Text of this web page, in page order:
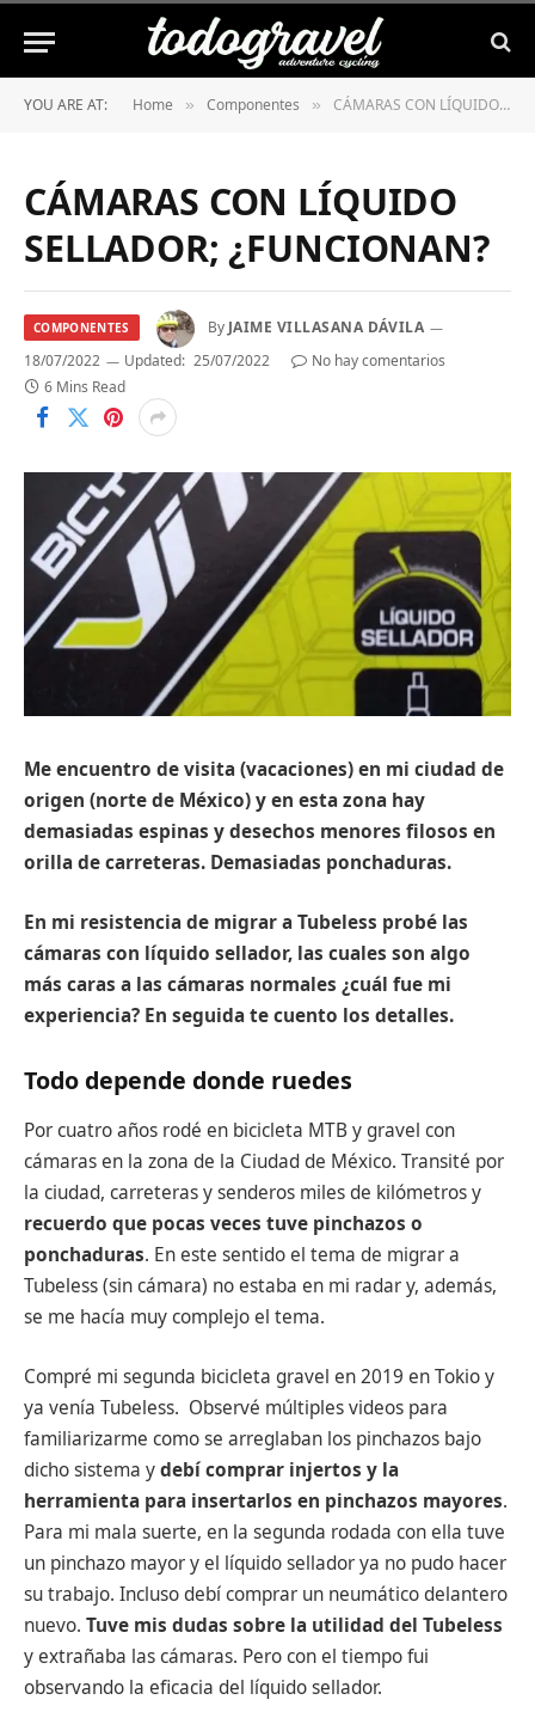
YOU ARE AT: Home » Componentes » CÁMARAS CON LÍQUIDO SELLADOR; ¿FUNCIONAN?
CÁMARAS CON LÍQUIDO
SELLADOR; ¿FUNCIONAN?
COMPONENTES By JAIME VILLASANA DÁVILA
18/07/2022
Updated: 25/07/2022
No hay comentarios
6 Mins Read
Me encuentro de visita (vacaciones) en mi ciudad de
origen (norte de México) y en esta zona hay
demasiadas espinas y desechos menores filosos en
orilla de carreteras. Demasiadas ponchaduras.
En mi resistencia de migrar a Tubeless probé las
cámaras con líquido sellador, las cuales son algo
más caras a las cámaras normales ¿cuál fue mi
experiencia? En seguida te cuento los detalles.
Todo depende donde ruedes
Por cuatro años rodé en bicicleta MTB y gravel con
cámaras en la zona de la Ciudad de México. Transité por
la ciudad, carreteras y senderos miles de kilómetros y
recuerdo que pocas veces tuve pinchazos o
ponchaduras. En este sentido el tema de migrar a
Tubeless (sin cámara) no estaba en mi radar y, además,
se me hacía muy complejo el tema.
Compré mi segunda bicicleta gravel en 2019 en Tokio y
ya venía Tubeless. Observé múltiples videos para
familiarizarme como se arreglaban los pinchazos bajo
dicho sistema ydebí comprar injertos y la
herramienta para insertarlos en pinchazos mayores.
Para mi mala suerte, en la segunda rodada con ella tuve
un pinchazo mayor y el líquido sellador ya no pudo hacer
su trabajo. Incluso debí comprar un neumático delantero
nuevo. Tuve mis dudas sobre la utilidad del Tubeless
y extrañaba las cámaras. Pero con el tiempo fui
observando la eficacia del líquido sellador.